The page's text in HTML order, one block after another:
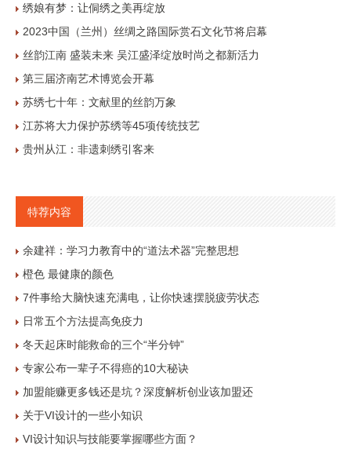
绣娘有梦：让侗绣之美再绽放
2023中国（兰州）丝绸之路国际赏石文化节将启幕
丝韵江南 盛装未来 吴江盛泽绽放时尚之都新活力
第三届济南艺术博览会开幕
苏绣七十年：文献里的丝韵万象
江苏将大力保护苏绣等45项传统技艺
贵州从江：非遗刺绣引客来
特荐内容
余建祥：学习力教育中的“道法术器”完整思想
橙色 最健康的颜色
7件事给大脑快速充满电，让你快速摆脱疲劳状态
日常五个方法提高免疫力
冬天起床时能救命的三个“半分钟”
专家公布一辈子不得癌的10大秘诀
加盟能赚更多钱还是坑？深度解析创业该加盟还
关于VI设计的一些小知识
VI设计知识与技能要掌握哪些方面？